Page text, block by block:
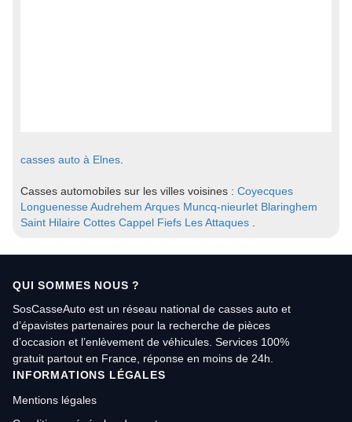
casses auto à Elnes
Casses automobiles sur les villes voisines : Coyecques
Longuenesse Audrehem Arques Muncq-nieurlet Blaringhem
Saint Hilaire Cottes Cappel Fiefs Les Attaques
QUI SOMMES NOUS ?
SosCasseAuto est un réseau national de casses auto et
d’épavistes partenaires pour la recherche de pièces
d’occasion et l’enlèvement de véhicules. Services 100%
gratuit partout en France, réponse en moins de 24h.
INFORMATIONS LÉGALES
Mentions légales